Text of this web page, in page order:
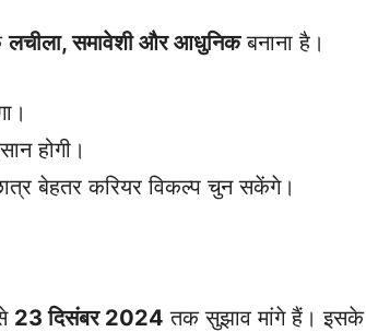
लचीला, समावेशी और आधुनिकबनाना है।
होगी।
बेहतर करियर विकल्प चुन सकेंगे।
23 दिसंबर 2024 तक सुझाव मांगे हैं। इसके